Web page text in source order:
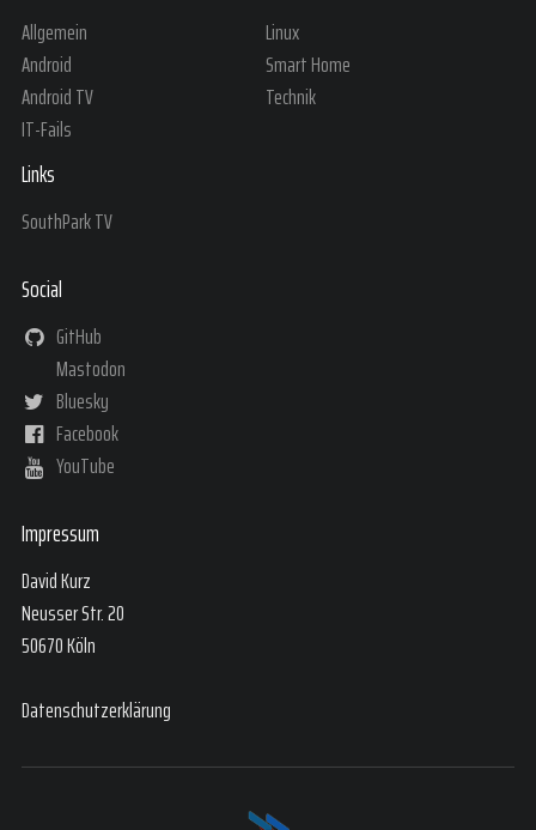
Allgemein
Android
Android TV
IT-Fails
Linux
Smart Home
Technik
Links
SouthPark TV
Social
GitHub
Mastodon
Bluesky
Facebook
YouTube
Impressum
David Kurz
Neusser Str. 20
50670 Köln
Datenschutzerklärung